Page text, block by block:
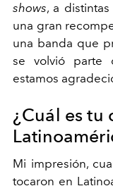
shows, a
una gran
una banda que
se volvió parte
estamos
¿Cuál es tu
Mi impresión,
tocaron en